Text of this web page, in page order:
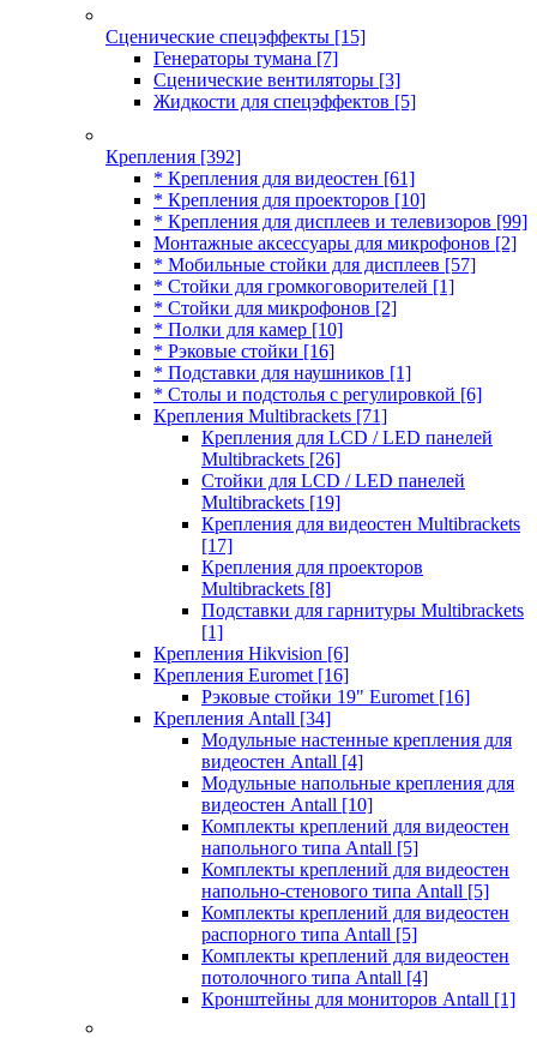
Сценические спецэффекты [15]
Генераторы тумана [7]
Сценические вентиляторы [3]
Жидкости для спецэффектов [5]
Крепления [392]
* Крепления для видеостен [61]
* Крепления для проекторов [10]
* Крепления для дисплеев и телевизоров [99]
Монтажные аксессуары для микрофонов [2]
* Мобильные стойки для дисплеев [57]
* Стойки для громкоговорителей [1]
* Стойки для микрофонов [2]
* Полки для камер [10]
* Рэковые стойки [16]
* Подставки для наушников [1]
* Столы и подстолья с регулировкой [6]
Крепления Multibrackets [71]
Крепления для LCD / LED панелей
Multibrackets [26]
Стойки для LCD / LED панелей
Multibrackets [19]
Крепления для видеостен Multibrackets
[17]
Крепления для проекторов
Multibrackets [8]
Подставки для гарнитуры Multibrackets
[1]
Крепления Hikvision [6]
Крепления Euromet [16]
Рэковые стойки 19" Euromet [16]
Крепления Antall [34]
Модульные настенные крепления для
видеостен Antall [4]
Модульные напольные крепления для
видеостен Antall [10]
Комплекты креплений для видеостен
напольного типа Antall [5]
Комплекты креплений для видеостен
напольно-стенового типа Antall [5]
Комплекты креплений для видеостен
распорного типа Antall [5]
Комплекты креплений для видеостен
потолочного типа Antall [4]
Кронштейны для мониторов Antall [1]